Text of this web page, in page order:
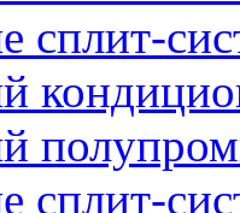
сплит-
сплит-